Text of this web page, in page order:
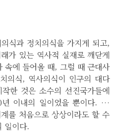
식과 정치의식을 가지게 되고,
가 있는 역사적 실재로 깨닫게
속에 들어올 때, 그럴 때 근대사
의식, 역사의식이 인구의 대다
한 것은 소수의 선진국가들에
이내의 일이었을 뿐이다. …
를 처음으로 상상이라도 할 수
일이다.